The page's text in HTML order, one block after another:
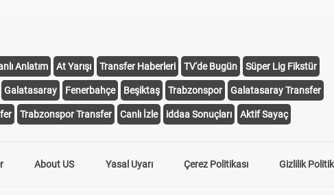
Anlatım At Yarışı Transfer Haberleri TV'de Bugün Süper Lig Fikstür
Galatasaray Fenerbahçe Beşiktaş Trabzonspor Galatasaray Transfer
Trabzonspor Transfer Canlı İzle iddaa Sonuçları Aktif Sayaç
About US Yasal Uyarı Çerez Politikası Gizlilik